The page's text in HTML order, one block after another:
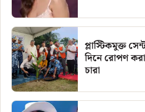
প্লাস্টিকমুক্ত
দিনে রোপণ
চারা